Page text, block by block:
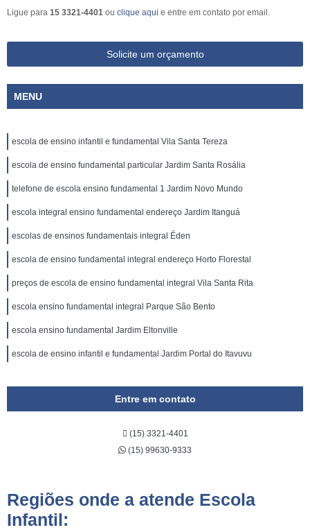
Ligue para 15 3321-4401 ou clique aqui e entre em contato por email.
Solicite um orçamento
MENU
escola de ensino infantil e fundamental Vila Santa Tereza
escola de ensino fundamental particular Jardim Santa Rosália
telefone de escola ensino fundamental 1 Jardim Novo Mundo
escola integral ensino fundamental endereço Jardim Itanguá
escolas de ensinos fundamentais integral Éden
escola de ensino fundamental integral endereço Horto Florestal
preços de escola de ensino fundamental integral Vila Santa Rita
escola ensino fundamental integral Parque São Bento
escola ensino fundamental Jardim Eltonville
escola de ensino infantil e fundamental Jardim Portal do Itavuvu
Entre em contato
(15) 3321-4401
(15) 99630-9333
Regiões onde a atende Escola
Infantil: